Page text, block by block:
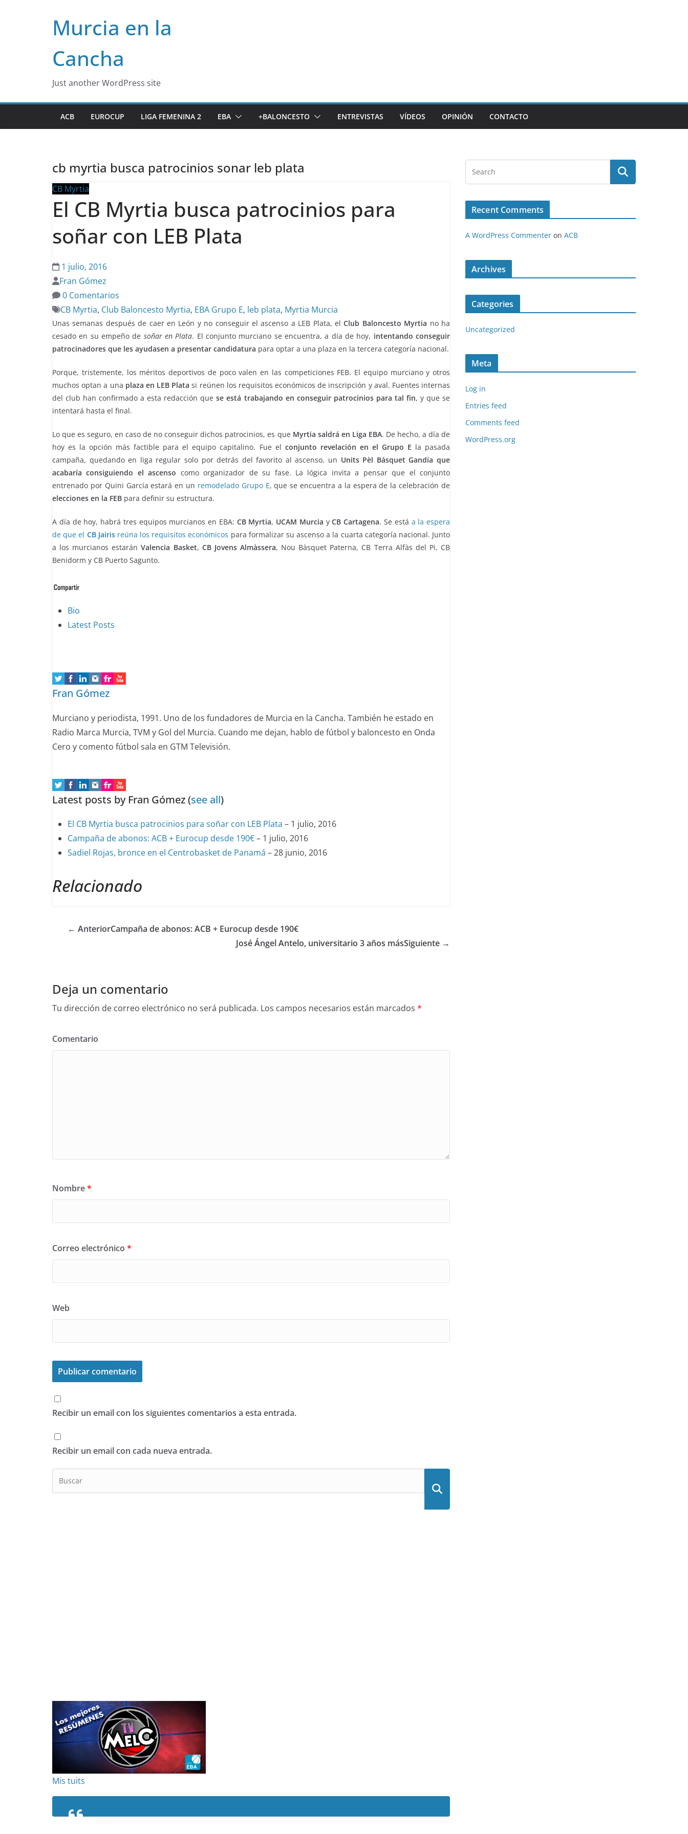
Murcia en la
Cancha
Just another WordPress site
ACB EUROCUP LIGA FEMENINA 2 EBA +BALONCESTO ENTREVISTAS VÍDEOS OPINIÓN CONTACTO
cb myrtia busca patrocinios sonar leb plata
CB Myrtia
El CB Myrtia busca patrocinios para
soñar con LEB Plata
1 julio, 2016
Fran Gómez
0 Comentarios
CB Myrtia, Club Baloncesto Myrtia, EBA Grupo E, leb plata, Myrtia Murcia
Unas semanas después de caer en León y no conseguir el ascenso a LEB Plata, elClub Baloncesto Myrtia no ha
cesado en su empeño de soñar en Plata. El conjunto murciano se encuentra, a día de hoy, intentando conseguir
patrocinadores que les ayudasen a presentar candidatura para optar a una plaza en la tercera categoría nacional.
Porque, tristemente, los méritos deportivos de poco valen en las competiciones FEB. El equipo murciano y otros
muchos optan a una plaza en LEB Plata si reúnen los requisitos económicos de inscripción y aval. Fuentes internas
del club han confirmado a esta redacción quese está trabajando en conseguir patrocinios para tal fin, y que se
intentará hasta el final.
Lo que es seguro, en caso de no conseguir dichos patrocinios, es que Myrtia saldrá en Liga EBA. De hecho, a día de
hoy es la opción más factible para el equipo capitalino. Fue el conjunto revelación en el Grupo E la pasada
campaña, quedando en liga regular solo por detrás del favorito al ascenso, un Units Pèl Básquet Gandía que
acabaría consiguiendo el ascenso como organizador de su fase. La lógica invita a pensar que el conjunto
entrenado por Quini García estará en un remodelado Grupo E, que se encuentra a la espera de la celebración de
elecciones en la FEB para definir su estructura.
A día de hoy, habrá tres equipos murcianos en EBA: CB Myrtia, UCAM Murcia yCB Cartagena. Se está a la espera
de que el CB Jairisreúna los requisitos económicos para formalizar su ascenso a la cuarta categoría nacional. Junto
a los murcianos estaránValencia Basket, CB Jovens Almàssera, Nou Bàsquet Paterna, CB Terra Alfàs del Pi, CB
Benidorm y CB Puerto Sagunto.
The
following
content
below.
Bio
Latest Posts
Fran Gómez
Murciano y periodista, 1991. Uno de los fundadores de Murcia en la Cancha. También he estado en
Radio Marca Murcia, TVM y Gol del Murcia. Cuando me dejan, hablo de fútbol y baloncesto en Onda
Cero y comento fútbol sala en GTM Televisión.
Latest posts by Fran Gómez(see all)
El CB Myrtia busca patrocinios para soñar con LEB Plata – 1 julio, 2016
Campaña de abonos: ACB + Eurocup desde 190€– 1 julio, 2016
Sadiel Rojas, bronce en el Centrobasket de Panamá – 28 junio, 2016
Relacionado
← AnteriorCampaña de abonos: ACB + Eurocup desde 190€
José Ángel Antelo, universitario 3 años másSiguiente →
Deja un comentario
Tu dirección de correo electrónico no será publicada. Los campos necesarios están marcados *
Comentario
Nombre*
Correo electrónico *
Web
Recibir un email con los siguientes comentarios a esta entrada.
Recibir un email con cada nueva entrada.
Mis tuits
Recent Comments
A WordPress Commenter on ACB
Archives
Categories
Uncategorized
Meta
Log in
Entries feed
Comments feed
WordPress.org